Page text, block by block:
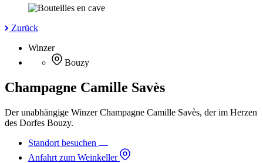
Zurück
Winzer
Bouzy
Champagne Camille Savès
Der unabhängige Winzer Champagne Camille Savès, der im Herzen
des Dorfes Bouzy.
Standort besuchen
Anfahrt zum Weinkeller